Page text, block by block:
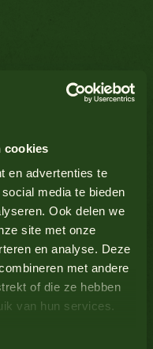
cookies
en advertenties te
media te bieden
Ook delen we
site met onze
en analyse. Deze
met andere
of die ze hebben
van hun services.
in of lees onze
direct telefonisch
+31 (0)88 244